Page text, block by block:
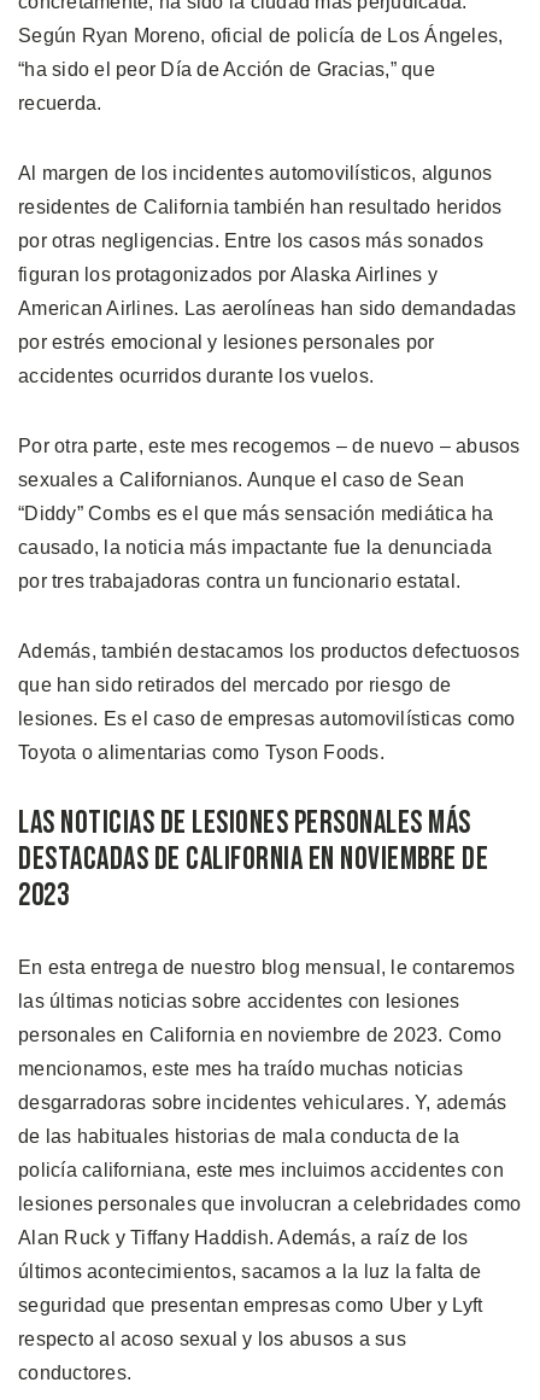
Según Ryan Moreno, oficial de policía de Los Ángeles,
“ha sido el peor Día de Acción de Gracias,” que
recuerda.
Al margen de los incidentes automovilísticos, algunos
residentes de California también han resultado heridos
por otras negligencias. Entre los casos más sonados
figuran los protagonizados por Alaska Airlines y
American Airlines. Las aerolíneas han sido demandadas
por estrés emocional y lesiones personales por
accidentes ocurridos durante los vuelos.
Por otra parte, este mes recogemos – de nuevo – abusos
sexuales a Californianos. Aunque el caso de Sean
“Diddy” Combs es el que más sensación mediática ha
causado, la noticia más impactante fue la denunciada
por tres trabajadoras contra un funcionario estatal.
Además, también destacamos los productos defectuosos
que han sido retirados del mercado por riesgo de
lesiones. Es el caso de empresas automovilísticas como
Toyota o alimentarias como Tyson Foods.
Las Noticias de Lesiones Personales Más
Destacadas de California en Noviembre de
2023
En esta entrega de nuestro blog mensual, le contaremos
las últimas noticias sobre accidentes con lesiones
personales en California en noviembre de 2023. Como
mencionamos, este mes ha traído muchas noticias
desgarradoras sobre incidentes vehiculares. Y, además
de las habituales historias de mala conducta de la
policía californiana, este mes incluimos accidentes con
lesiones personales que involucran a celebridades como
Alan Ruck y Tiffany Haddish. Además, a raíz de los
últimos acontecimientos, sacamos a la luz la falta de
seguridad que presentan empresas como Uber y Lyft
respecto al acoso sexual y los abusos a sus
conductores.